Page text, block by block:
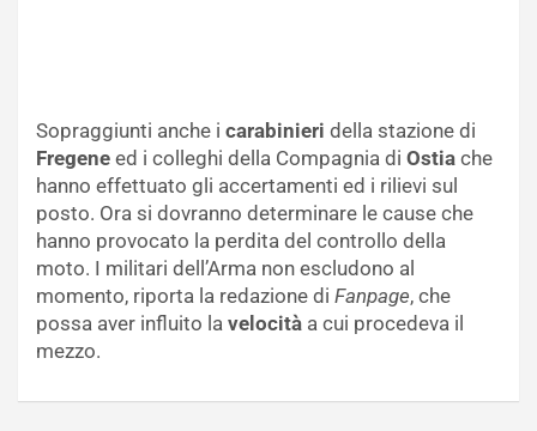
Sopraggiunti anche i carabinieri della stazione di
Fregene ed i colleghi della Compagnia di Ostia che
hanno effettuato gli accertamenti ed i rilievi sul
posto. Ora si dovranno determinare le cause che
hanno provocato la perdita del controllo della
moto. I militari dell’Arma non escludono al
momento, riporta la redazione di Fanpage, che
possa aver influito la velocità a cui procedeva il
mezzo.